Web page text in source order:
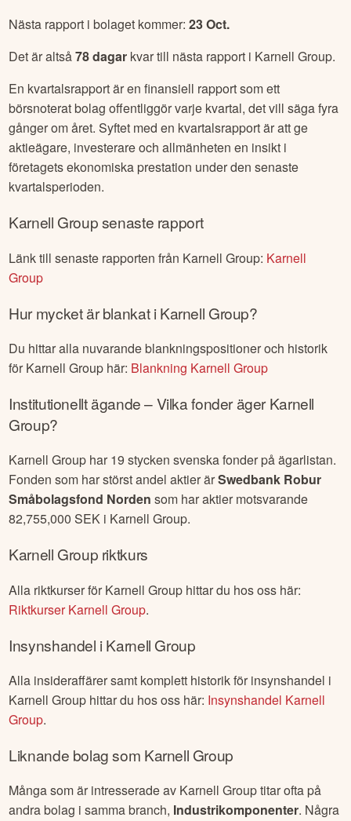
Nästa rapport i bolaget kommer:23 Oct.
Det är altså78dagar kvar till nästa rapport i Karnell Group.
En kvartalsrapport är en finansiell rapport som ett
börsnoterat bolag offentliggör varje kvartal, det vill säga fyra
gånger om året. Syftet med en kvartalsrapport är att ge
aktieägare, investerare och allmänheten en insikt i
företagets ekonomiska prestation under den senaste
kvartalsperioden.
Karnell Groupsenaste rapport
Länk till senaste rapporten från Karnell Group: Karnell
Group
Hur mycket är blankat iKarnell Group?
Du hittar alla nuvarande blankningspositioner och historik
för Karnell Group här: Blankning Karnell Group
Institutionellt ägande – Vilka fonder ägerKarnell
Group?
Karnell Group har 19 stycken svenska fonder på ägarlistan.
Fonden som har störst andel aktier ärSwedbank Robur
Småbolagsfond Norden som har aktier motsvarande
82,755,000 SEK i Karnell Group.
Karnell Group riktkurs
Alla riktkurser för Karnell Group hittar du hos oss här:
RiktkurserKarnell Group.
Insynshandel iKarnell Group
Alla insideraffärer samt komplett historik för insynshandel i
Karnell Group hittar du hos oss här: Insynshandel Karnell
Group.
Liknande bolag som Karnell Group
Många som är intresserade av Karnell Grouptitar ofta på
andra bolag i samma branch, Industrikomponenter. Några